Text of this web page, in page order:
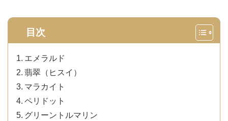
目次
エメラルド
翡翠（ヒスイ）
マラカイト
ペリドット
グリーントルマリン